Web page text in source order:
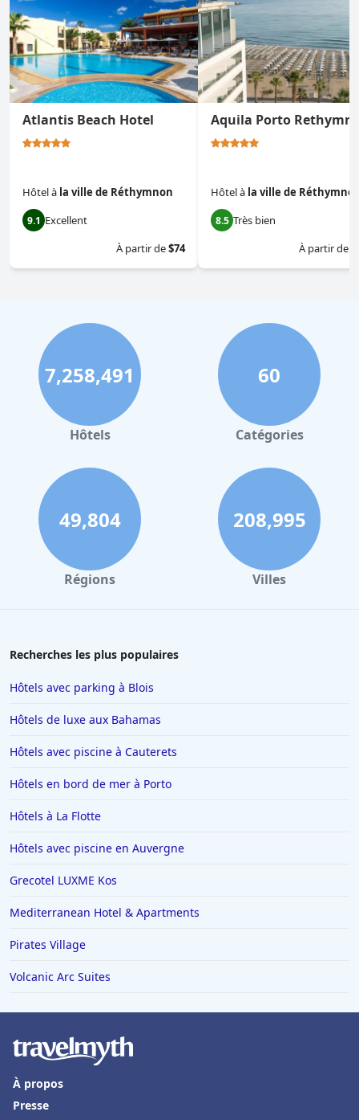
Atlantis Beach Hotel
Hôtelà la ville de Réthymnon
9.1 Excellent
À partir de$74
Aquila Porto
Hôtelà la ville de
8.5 Très bien
À partir de
7,258,491
Hôtels
60
Catégories
49,804
Régions
208,995
Villes
Recherches les plus populaires
Hôtels avec parking à Blois
Hôtels de luxe aux Bahamas
Hôtels avec piscine à Cauterets
Hôtels en bord de mer à Porto
Hôtels à La Flotte
Hôtels avec piscine en Auvergne
Grecotel LUXME Kos
Mediterranean Hotel & Apartments
Pirates Village
Volcanic Arc Suites
À propos
Presse